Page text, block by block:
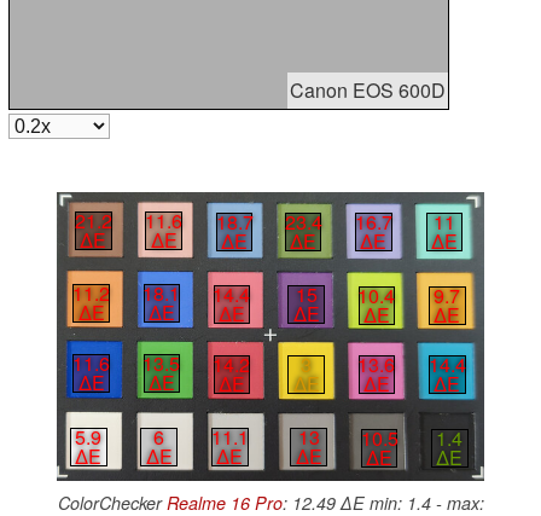
Canon EOS 600D
21.2
∆E
11.6
∆E
18.7
∆E
23.4
∆E
16.7
∆E
11
∆E
11.2
∆E
18.1
∆E
14.4
∆E
15
∆E
10.4
∆E
9.7
∆E
11.6
∆E
13.5
∆E
14.2
∆E
3
∆E
13.6
∆E
14.4
∆E
5.9
∆E
6
∆E
11.1
∆E
13
∆E
10.5
∆E
1.4
∆E
ColorChecker Realme 16 Pro: 12.49 ∆E min: 1.4 - max: